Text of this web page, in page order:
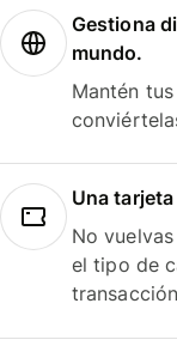
Gestiona
mundo.
Mantén
Una
No
el tipo de